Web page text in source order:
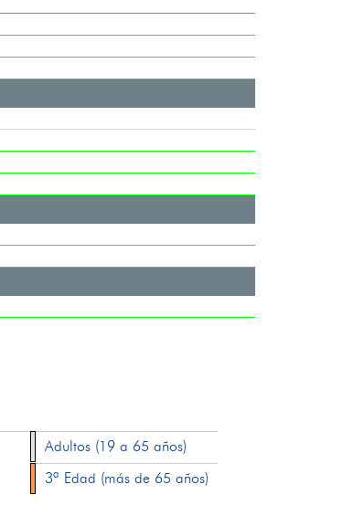
Adultos (19 a 65 años)
3ª Edad (más de 65 años)